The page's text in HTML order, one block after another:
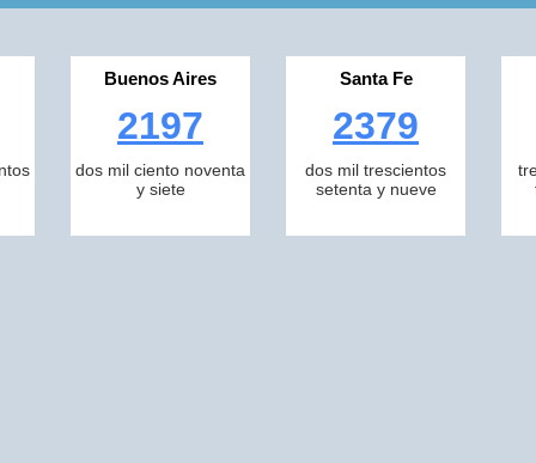
Buenos Aires
2197
dos mil ciento noventa
y siete
Santa Fe
2379
dos mil trescientos
setenta y nueve